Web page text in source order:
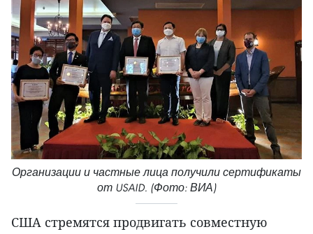
Организации и частные лица получили сертификаты
от USAID. (Фото: ВИА)
США стремятся продвигать совместную